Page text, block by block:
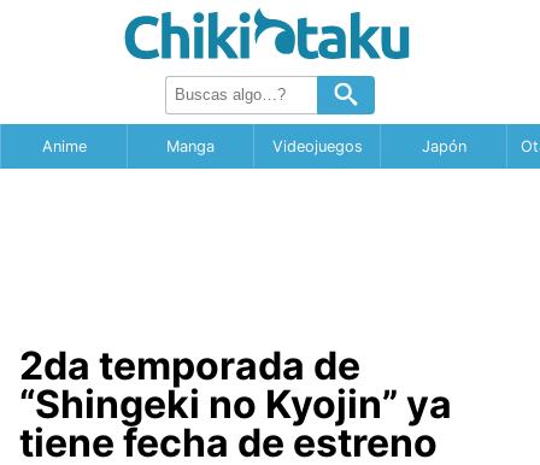
Anime Manga Videojuegos Japón
2da temporada de
“Shingeki no Kyojin” ya
tiene fecha de estreno